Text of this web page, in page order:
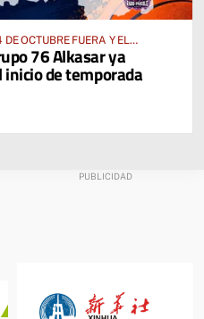
OCTUBRE FUERA Y EL
76 Alkasar ya
inicio de temporada